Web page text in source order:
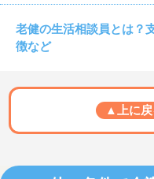
老健の生活相談員とは？
徴など
▲上に戻